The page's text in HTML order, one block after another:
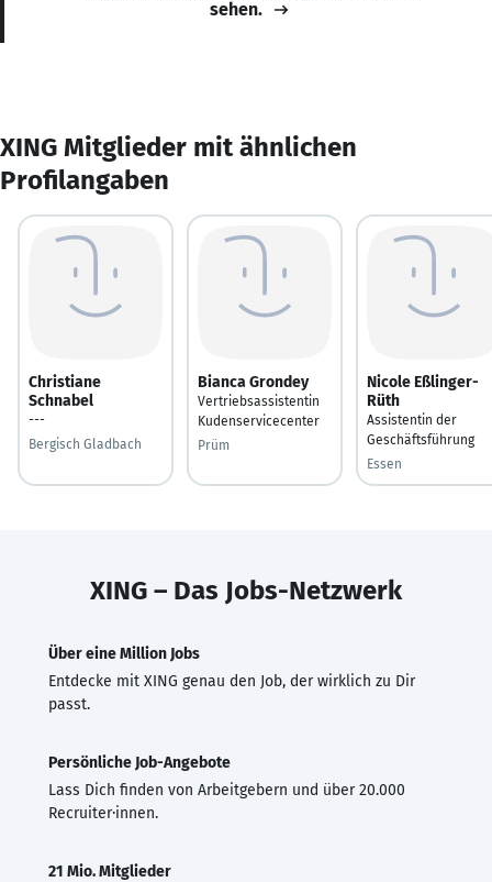
sehen.
XING Mitglieder mit ähnlichen
Profilangaben
Christiane
Schnabel
---
Bergisch Gladbach
Bianca Grondey
Vertriebsassistentin
Kudenservicecenter
Prüm
Nicole Eßlinger-
Rüth
Assistentin der
Geschäftsführung
Essen
XING – Das Jobs-Netzwerk
Über eine Million Jobs
Entdecke mit XING genau den Job, der wirklich zu Dir
passt.
Persönliche Job-Angebote
Lass Dich finden von Arbeitgebern und über 20.000
Recruiter·innen.
21 Mio. Mitglieder